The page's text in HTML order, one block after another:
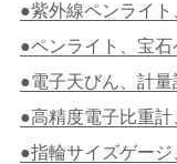
●紫外線ペンライト
●ペンライト、宝石
●電子天びん、計量
●高精度電子比重
●指輪サイズゲー